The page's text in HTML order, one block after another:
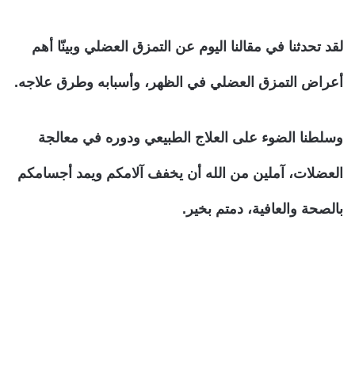
لقد تحدثنا في مقالنا اليوم عن التمزق العضلي وبينّا أهم
أعراض التمزق العضلي في الظهر، وأسبابه وطرق علاجه.
وسلطنا الضوء على العلاج الطبيعي ودوره في معالجة
العضلات، آملين من الله أن يخفف آلامكم ويمد أجسامكم
بالصحة والعافية، دمتم بخير.